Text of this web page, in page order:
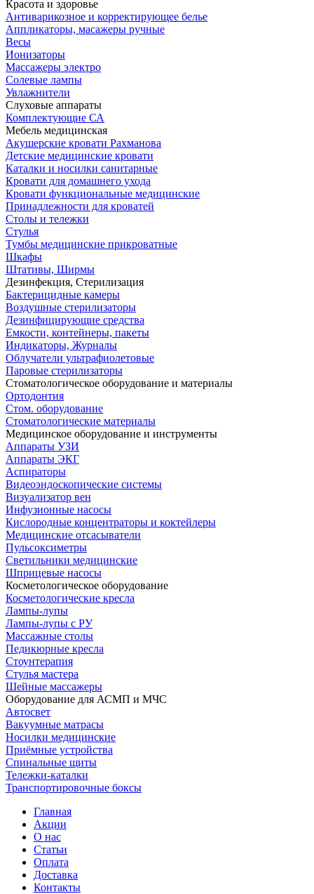
Красота и здоровье
Антиварикозное и корректирующее белье
Аппликаторы, масажеры ручные
Весы
Ионизаторы
Массажеры электро
Солевые лампы
Увлажнители
Слуховые аппараты
Комплектующие СА
Мебель медицинская
Акушерские кровати Рахманова
Детские медицинские кровати
Каталки и носилки санитарные
Кровати для домашнего ухода
Кровати функциональные медицинские
Принадлежности для кроватей
Столы и тележки
Стулья
Тумбы медицинские прикроватные
Шкафы
Штативы, Ширмы
Дезинфекция, Стерилизация
Бактерицидные камеры
Воздушные стерилизаторы
Дезинфицирующие средства
Емкости, контейнеры, пакеты
Индикаторы, Журналы
Облучатели ультрафиолетовые
Паровые стерилизаторы
Стоматологическое оборудование и материалы
Ортодонтия
Стом. оборудование
Стоматологические материалы
Медицинское оборудование и инструменты
Аппараты УЗИ
Аппараты ЭКГ
Аспираторы
Видеоэндоскопические системы
Визуализатор вен
Инфузионные насосы
Кислородные концентраторы и коктейлеры
Медицинские отсасыватели
Пульсоксиметры
Светильники медицинские
Шприцевые насосы
Косметологическое оборудование
Косметологические кресла
Лампы-лупы
Лампы-лупы с РУ
Массажные столы
Педикюрные кресла
Стоунтерапия
Стулья мастера
Шейные массажеры
Оборудование для АСМП и МЧС
Автосвет
Вакуумные матрасы
Носилки медицинские
Приёмные устройства
Спинальные щиты
Тележки-каталки
Транспортировочные боксы
Главная
Акции
О нас
Статьи
Оплата
Доставка
Контакты